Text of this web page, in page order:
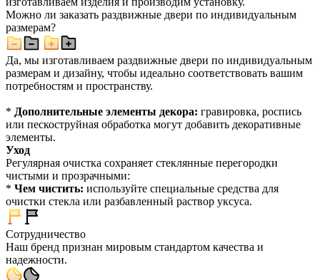
Можно ли заказать раздвижные двери по индивидуальным
размерам?
Да, мы изготавливаем раздвижные двери по индивидуальным
размерам и дизайну, чтобы идеально соответствовать вашим
потребностям и пространству.
* Дополнительные элементы декора: гравировка, роспись
или пескоструйная обработка могут добавить декоративные
элементы.
Уход
Регулярная очистка сохраняет стеклянные перегородки
чистыми и прозрачными:
* Чем чистить: используйте специальные средства для
очистки стекла или разбавленный раствор уксуса.
Сотрудничество
Наш бренд признан мировым стандартом качества и
надежности.